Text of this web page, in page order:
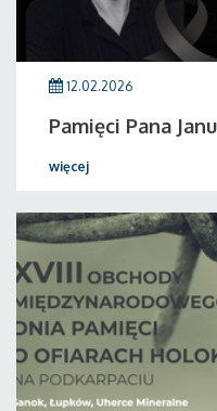
12.02.2026
Pamięci Pana
więcej